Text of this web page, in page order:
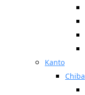
Kanto
Chiba